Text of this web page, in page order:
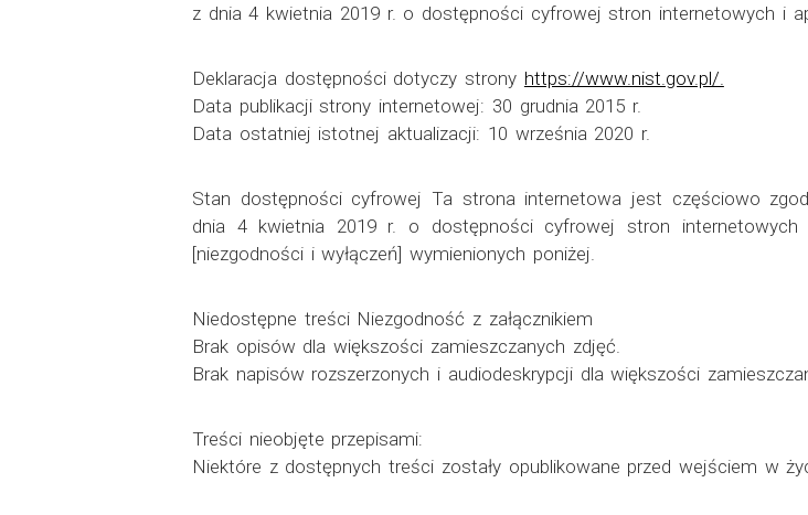
z dnia 4 kwietnia 2019 r. o dostępności cyfrowej stron internetowych i
Deklaracja dostępności dotyczy strony https://www.nist.gov.pl/.
Data publikacji strony internetowej: 30 grudnia 2015 r.
Data ostatniej istotnej aktualizacji: 10 września 2020 r.
Stan dostępności cyfrowej Ta strona internetowa jest częściowo
dnia 4 kwietnia 2019 r. o dostępności cyfrowej stron
[niezgodności i wyłączeń] wymienionych poniżej.
Niedostępne treści Niezgodność z załącznikiem
Brak opisów dla większości zamieszczanych zdjęć.
Brak napisów rozszerzonych i audiodeskrypcji dla większości
Treści nieobjęte przepisami:
Niektóre z dostępnych treści zostały opublikowane przed wejściem w